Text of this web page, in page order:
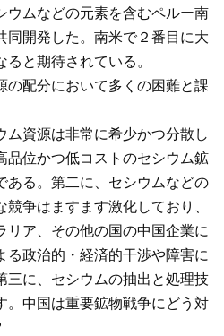
ウムなどの元素を含むペルー南
同開発した。南米で２番目に大
と期待されている。
の配分において多くの困難と課
ム資源は非常に希少かつ分散し
品位かつ低コストのセシウム鉱
ある。第二に、セシウムなどの
争はますます激化しており、
リア、その他の国の中国企業に
る政治的・経済的干渉や障害に
三に、セシウムの抽出と処理技
。中国は重要鉱物戦争にどう対